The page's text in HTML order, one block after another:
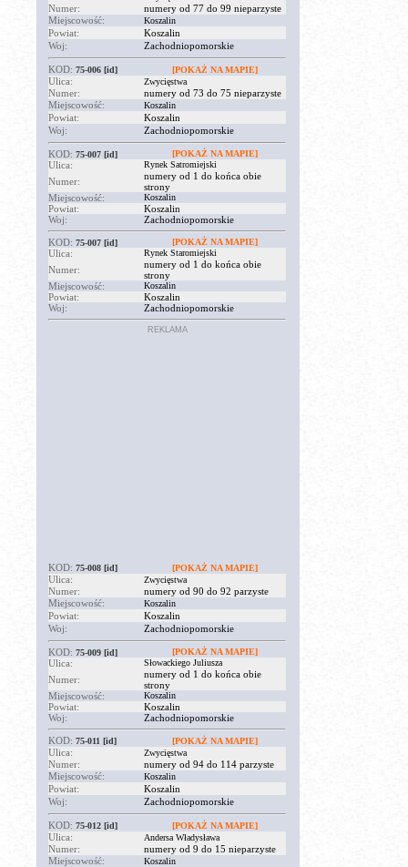
Numer:
numery od 77 do 99 nieparzyste
Miejscowość:
Koszalin
Powiat:
Koszalin
Woj:
Zachodniopomorskie
KOD: 75-006 [id] [POKAŻ NA MAPIE]
Ulica: Zwycięstwa
Numer:
numery od 73 do 75 nieparzyste
Miejscowość:
Koszalin
Powiat:
Koszalin
Woj:
Zachodniopomorskie
KOD: 75-007 [id] [POKAŻ NA MAPIE]
Ulica: Rynek Satromiejski
Numer:
numery od 1 do końca obie
strony
Miejscowość:
Koszalin
Powiat:
Koszalin
Woj:
Zachodniopomorskie
KOD: 75-007 [id] [POKAŻ NA MAPIE]
Ulica: Rynek Staromiejski
Numer:
numery od 1 do końca obie
strony
Miejscowość:
Koszalin
Powiat:
Koszalin
Woj:
Zachodniopomorskie
REKLAMA
KOD: 75-008 [id] [POKAŻ NA MAPIE]
Ulica: Zwycięstwa
Numer:
numery od 90 do 92 parzyste
Miejscowość:
Koszalin
Powiat:
Koszalin
Woj:
Zachodniopomorskie
KOD: 75-009 [id] [POKAŻ NA MAPIE]
Ulica: Słowackiego Juliusza
Numer:
numery od 1 do końca obie
strony
Miejscowość:
Koszalin
Powiat:
Koszalin
Woj:
Zachodniopomorskie
KOD: 75-011 [id] [POKAŻ NA MAPIE]
Ulica: Zwycięstwa
Numer:
numery od 94 do 114 parzyste
Miejscowość:
Koszalin
Powiat:
Koszalin
Woj:
Zachodniopomorskie
KOD: 75-012 [id] [POKAŻ NA MAPIE]
Ulica: Andersa Władysława
Numer:
numery od 9 do 15 nieparzyste
Miejscowość:
Koszalin